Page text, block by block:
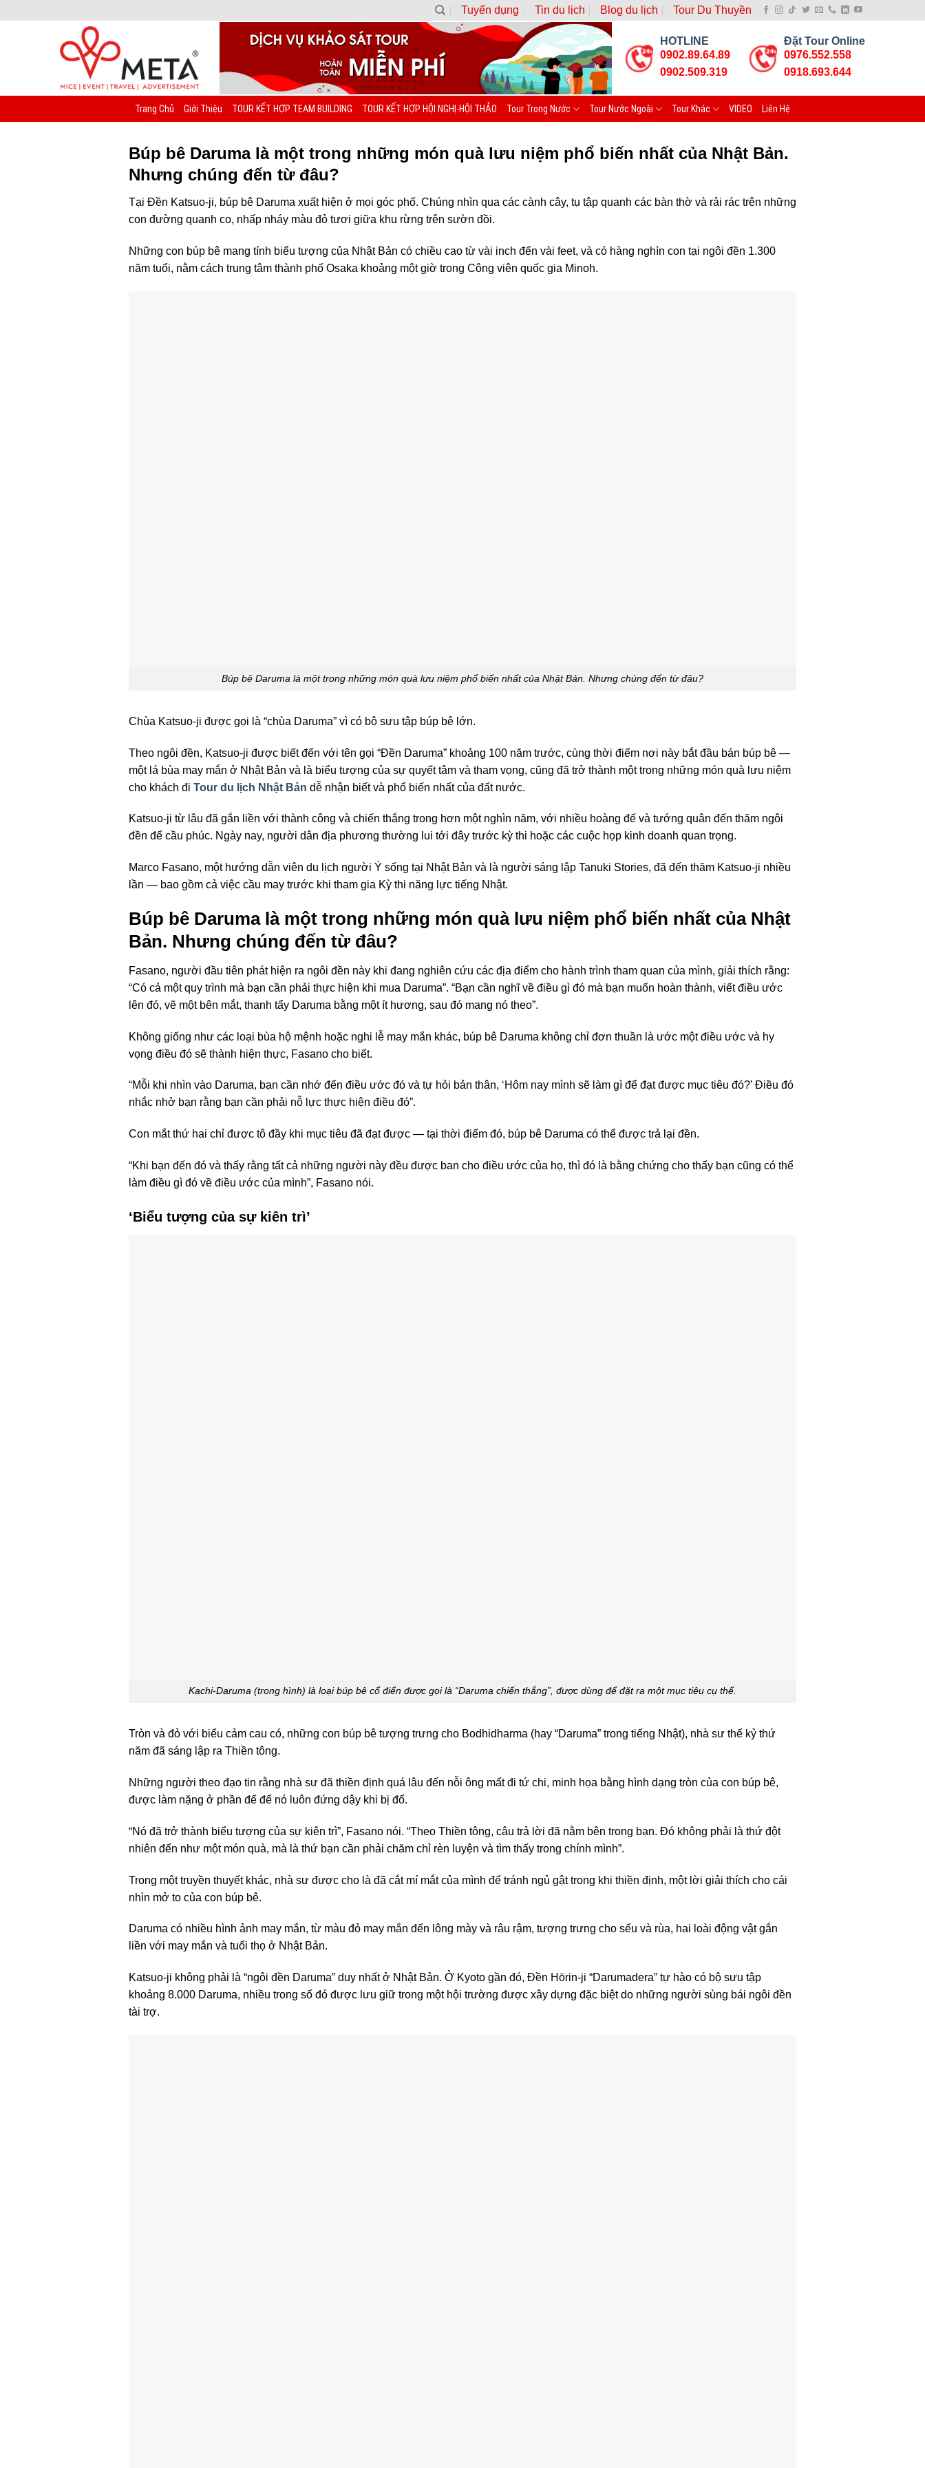
Tuyển dụng Tin du lịch Blog du lịch Tour Du Thuyền
HOTLINE
0902.89.64.89
0902.509.319
Đặt Tour Online
0976.552.558
0918.693.644
Trang Chủ Giới Thiệu TOUR KẾT HỢP TEAM BUILDING TOUR KẾT HỢP HỘI NGHỊ-HỘI THẢO Tour Trong Nước Tour Nước Ngoài Tour Khác VIDEO Liên Hệ
Búp bê Daruma là một trong những món quà lưu niệm phổ biến nhất của Nhật Bản.
Nhưng chúng đến từ đâu?
Tại Đền Katsuo-ji, búp bê Daruma xuất hiện ở mọi góc phố. Chúng nhìn qua các cành cây, tụ tập quanh các bàn thờ và rải rác trên những
con đường quanh co, nhấp nháy màu đỏ tươi giữa khu rừng trên sườn đồi.
Những con búp bê mang tính biểu tượng của Nhật Bản có chiều cao từ vài inch đến vài feet, và có hàng nghìn con tại ngôi đền 1.300
năm tuổi, nằm cách trung tâm thành phố Osaka khoảng một giờ trong Công viên quốc gia Minoh.
Búp bê Daruma là một trong những món quà lưu niệm phổ biến nhất của Nhật Bản. Nhưng chúng đến từ đâu?
Chùa Katsuo-ji được gọi là “chùa ​​Daruma” vì có bộ sưu tập búp bê lớn.
Theo ngôi đền, Katsuo-ji được biết đến với tên gọi “Đền Daruma” khoảng 100 năm trước, cùng thời điểm nơi này bắt đầu bán búp bê —
một lá bùa may mắn ở Nhật Bản và là biểu tượng của sự quyết tâm và tham vọng, cũng đã trở thành một trong những món quà lưu niệm
cho khách đi Tour du lịch Nhật Bản dễ nhận biết và phổ biến nhất của đất nước.
Katsuo-ji từ lâu đã gắn liền với thành công và chiến thắng trong hơn một nghìn năm, với nhiều hoàng đế và tướng quân đến thăm ngôi
đền để cầu phúc. Ngày nay, người dân địa phương thường lui tới đây trước kỳ thi hoặc các cuộc họp kinh doanh quan trọng.
Marco Fasano, một hướng dẫn viên du lịch người Ý sống tại Nhật Bản và là người sáng lập Tanuki Stories, đã đến thăm Katsuo-ji nhiều
lần — bao gồm cả việc cầu may trước khi tham gia Kỳ thi năng lực tiếng Nhật.
Búp bê Daruma là một trong những món quà lưu niệm phổ biến nhất của Nhật
Bản. Nhưng chúng đến từ đâu?
Fasano, người đầu tiên phát hiện ra ngôi đền này khi đang nghiên cứu các địa điểm cho hành trình tham quan của mình, giải thích rằng:
“Có cả một quy trình mà bạn cần phải thực hiện khi mua Daruma”. “Bạn cần nghĩ về điều gì đó mà bạn muốn hoàn thành, viết điều ước
lên đó, vẽ một bên mắt, thanh tẩy Daruma bằng một ít hương, sau đó mang nó theo”.
Không giống như các loại bùa hộ mệnh hoặc nghi lễ may mắn khác, búp bê Daruma không chỉ đơn thuần là ước một điều ước và hy
vọng điều đó sẽ thành hiện thực, Fasano cho biết.
“Mỗi khi nhìn vào Daruma, bạn cần nhớ đến điều ước đó và tự hỏi bản thân, ‘Hôm nay mình sẽ làm gì để đạt được mục tiêu đó?’ Điều đó
nhắc nhở bạn rằng bạn cần phải nỗ lực thực hiện điều đó”.
Con mắt thứ hai chỉ được tô đầy khi mục tiêu đã đạt được — tại thời điểm đó, búp bê Daruma có thể được trả lại đền.
“Khi bạn đến đó và thấy rằng tất cả những người này đều được ban cho điều ước của họ, thì đó là bằng chứng cho thấy bạn cũng có thể
làm điều gì đó về điều ước của mình”, Fasano nói.
‘Biểu tượng của sự kiên trì’
Kachi-Daruma (trong hình) là loại búp bê cổ điển được gọi là “Daruma chiến thắng”, được dùng để đặt ra một mục tiêu cụ thể.
Tròn và đỏ với biểu cảm cau có, những con búp bê tượng trưng cho Bodhidharma (hay “Daruma” trong tiếng Nhật), nhà sư thế kỷ thứ
năm đã sáng lập ra Thiền tông.
Những người theo đạo tin rằng nhà sư đã thiền định quá lâu đến nỗi ông mất đi tứ chi, minh họa bằng hình dạng tròn của con búp bê,
được làm nặng ở phần đế để nó luôn đứng dậy khi bị đổ.
“Nó đã trở thành biểu tượng của sự kiên trì”, Fasano nói. “Theo Thiền tông, câu trả lời đã nằm bên trong bạn. Đó không phải là thứ đột
nhiên đến như một món quà, mà là thứ bạn cần phải chăm chỉ rèn luyện và tìm thấy trong chính mình”.
Trong một truyền thuyết khác, nhà sư được cho là đã cắt mí mắt của mình để tránh ngủ gật trong khi thiền định, một lời giải thích cho cái
nhìn mở to của con búp bê.
Daruma có nhiều hình ảnh may mắn, từ màu đỏ may mắn đến lông mày và râu rậm, tượng trưng cho sếu và rùa, hai loài động vật gắn
liền với may mắn và tuổi thọ ở Nhật Bản.
Katsuo-ji không phải là “ngôi đền Daruma” duy nhất ở Nhật Bản. Ở Kyoto gần đó, Đền Hōrin-ji “Darumadera” tự hào có bộ sưu tập
khoảng 8.000 Daruma, nhiều trong số đó được lưu giữ trong một hội trường được xây dựng đặc biệt do những người sùng bái ngôi đền
tài trợ.